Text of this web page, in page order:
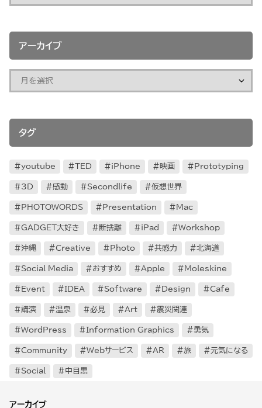
アーカイブ
タグ
youtube TED iPhone 映画 Prototyping
3D 感動 Secondlife 仮想世界
PHOTOWORDS Presentation Mac
GADGET大好き 断捨離 iPad Workshop
沖縄 Creative Photo 共感力 北海道
Social Media おすすめ Apple Moleskine
Event IDEA Software Design Cafe
講演 温泉 必見 Art 震災関連
WordPress Information Graphics 勇気
Community Webサービス AR 旅 元気になる
Social 中目黒
アーカイブ